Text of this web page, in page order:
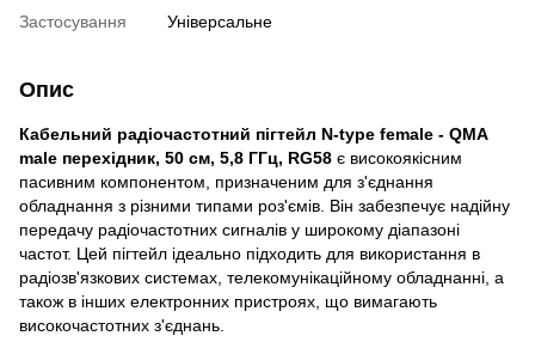
Застосування
Універсальне
Опис
Кабельний радіочастотний пігтейл N-type female - QMA
male перехідник, 50 см, 5,8 ГГц, RG58 є високоякісним
пасивним компонентом, призначеним для з'єднання
обладнання з різними типами роз'ємів. Він забезпечує надійну
передачу радіочастотних сигналів у широкому діапазоні
частот. Цей пігтейл ідеально підходить для використання в
радіозв'язкових системах, телекомунікаційному обладнанні, а
також в інших електронних пристроях, що вимагають
високочастотних з'єднань.